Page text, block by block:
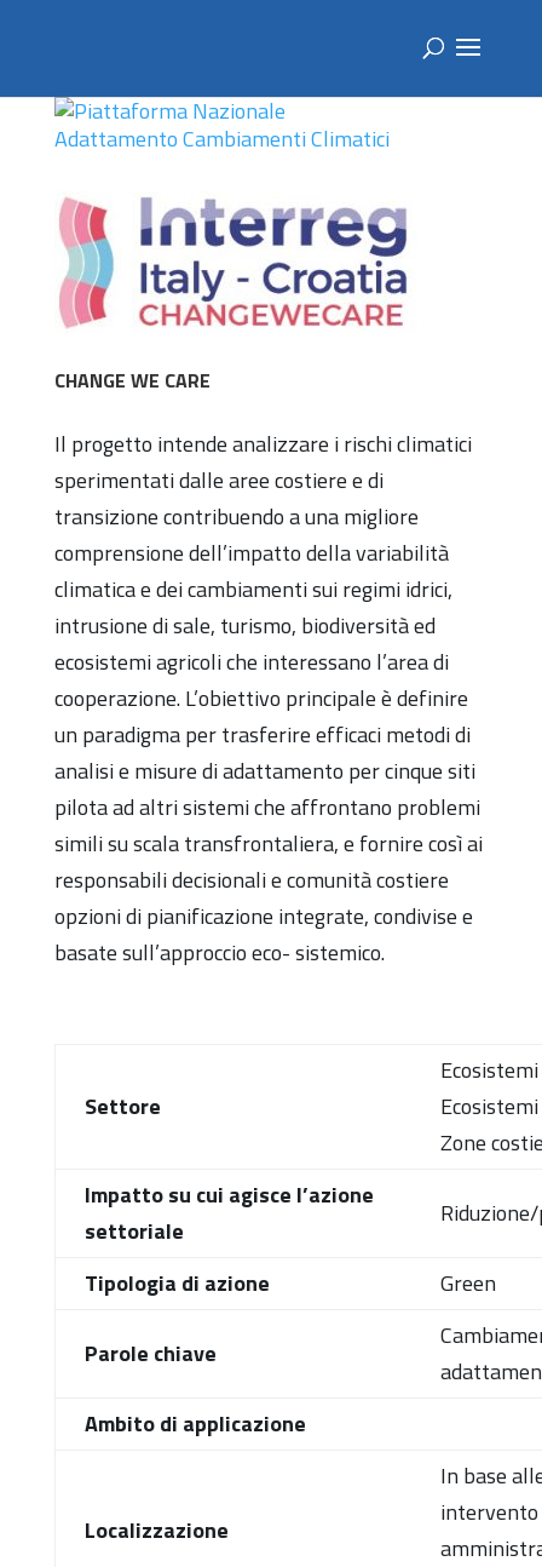
CHANGE WE CARE
Il progetto intende analizzare i rischi climatici
sperimentati dalle aree costiere e di
transizione contribuendo a una migliore
comprensione dell’impatto della variabilità
climatica e dei cambiamenti sui regimi idrici,
intrusione di sale, turismo, biodiversità ed
ecosistemi agricoli che interessano l’area di
cooperazione. L’obiettivo principale è definire
un paradigma per trasferire efficaci metodi di
analisi e misure di adattamento per cinque siti
pilota ad altri sistemi che affrontano problemi
simili su scala transfrontaliera, e fornire così ai
responsabili decisionali e comunità costiere
opzioni di pianificazione integrate, condivise e
basate sull’approccio eco- sistemico.
Settore
Zone
Impatto su cui agisce l’azione
settoriale
Tipologia di azione Green
Parole chiave
Ambito di applicazione
Localizzazione
In base
intervento